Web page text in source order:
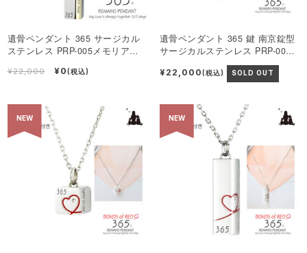
遺骨ペンダント 365 サージカル
ステンレス PRP-005メモリアル
¥22,000 ¥0(税込)
遺骨ペンダント 365 鍵 南京錠型
サージカルステンレス PRP-004
メモリアルペンダント
¥22,000(税込) SOLD OUT
NEW NEW